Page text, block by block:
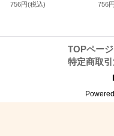
756円(税込)
756円
TOPページ
特定商取